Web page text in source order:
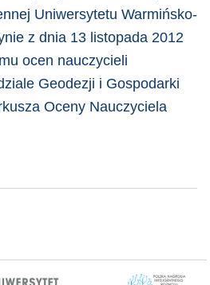
Uniwersytetu Warmińsko-
z dnia 13 listopada 2012
ocen nauczycieli
Geodezji i Gospodarki
Oceny Nauczyciela